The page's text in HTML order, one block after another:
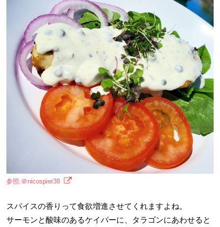
参照:＠nicospier38
スパイスの香りって食欲増進させてくれますよね。
サーモンと酸味のあるケイパーに、タラゴンにあわせると